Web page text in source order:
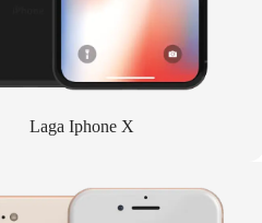
Laga Iphone X